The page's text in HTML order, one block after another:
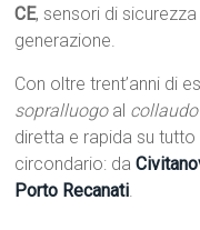
CE, sensori di
generazione.
Con oltre trent’anni di
sopralluogo al
diretta e rapida su
circondario: da
Porto Recanati.